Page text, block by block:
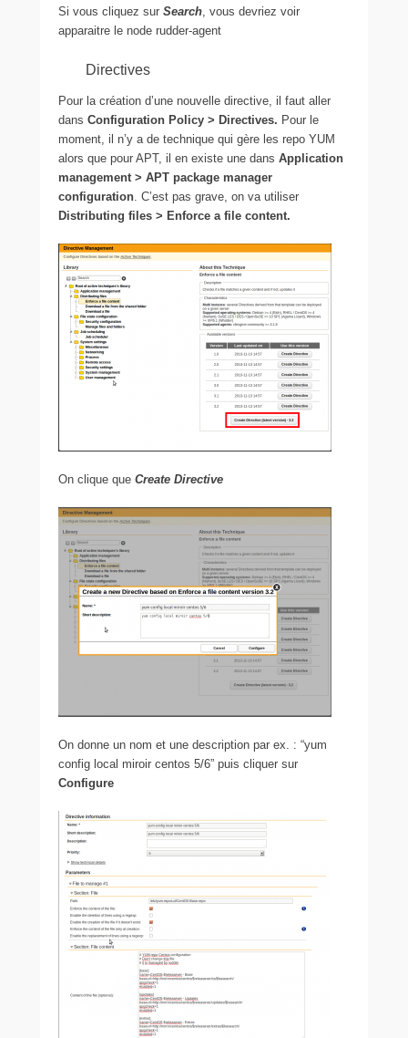
Si vous cliquez sur Search, vous devriez voir
apparaitre le node rudder-agent
Directives
Pour la création d’une nouvelle directive, il faut aller
dans Configuration Policy > Directives. Pour le
moment, il n’y a de technique qui gère les repo YUM
alors que pour APT, il en existe une dans Application
management > APT package manager
configuration. C’est pas grave, on va utiliser
Distributing files > Enforce a file content.
On clique que Create Directive
On donne un nom et une description par ex. : “yum
config local miroir centos 5/6” puis cliquer sur
Configure